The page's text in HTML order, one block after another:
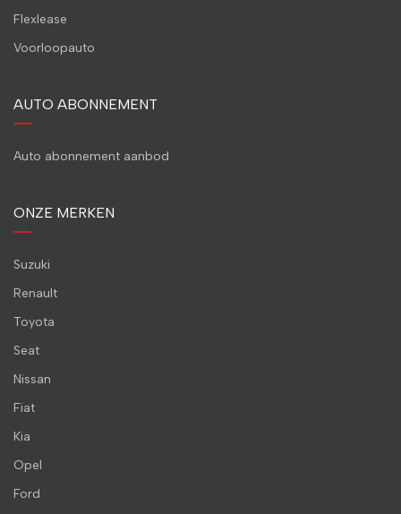
Flexlease
Voorloopauto
AUTO ABONNEMENT
Auto abonnement aanbod
ONZE MERKEN
Suzuki
Renault
Toyota
Seat
Nissan
Fiat
Kia
Opel
Ford